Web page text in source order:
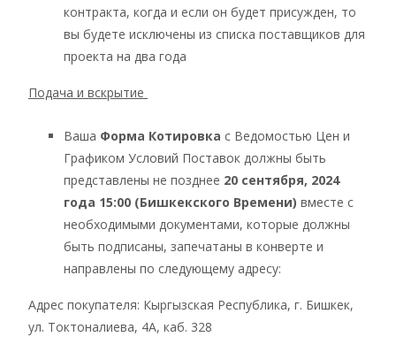
контракта, когда и если он будет присужден, то
вы будете исключены из списка поставщиков для
проекта на два года
Подача и вскрытие
Ваша Форма Котировка с Ведомостью Цен и
Графиком Условий Поставок должны быть
представлены не позднее 20 сентября, 2024
года 15:00 (Бишкекского Времени) вместе с
необходимыми документами, которые должны
быть подписаны, запечатаны в конверте и
направлены по следующему адресу:
Адрес покупателя: Кыргызская Республика, г. Бишкек,
ул. Токтоналиева, 4А, каб. 328